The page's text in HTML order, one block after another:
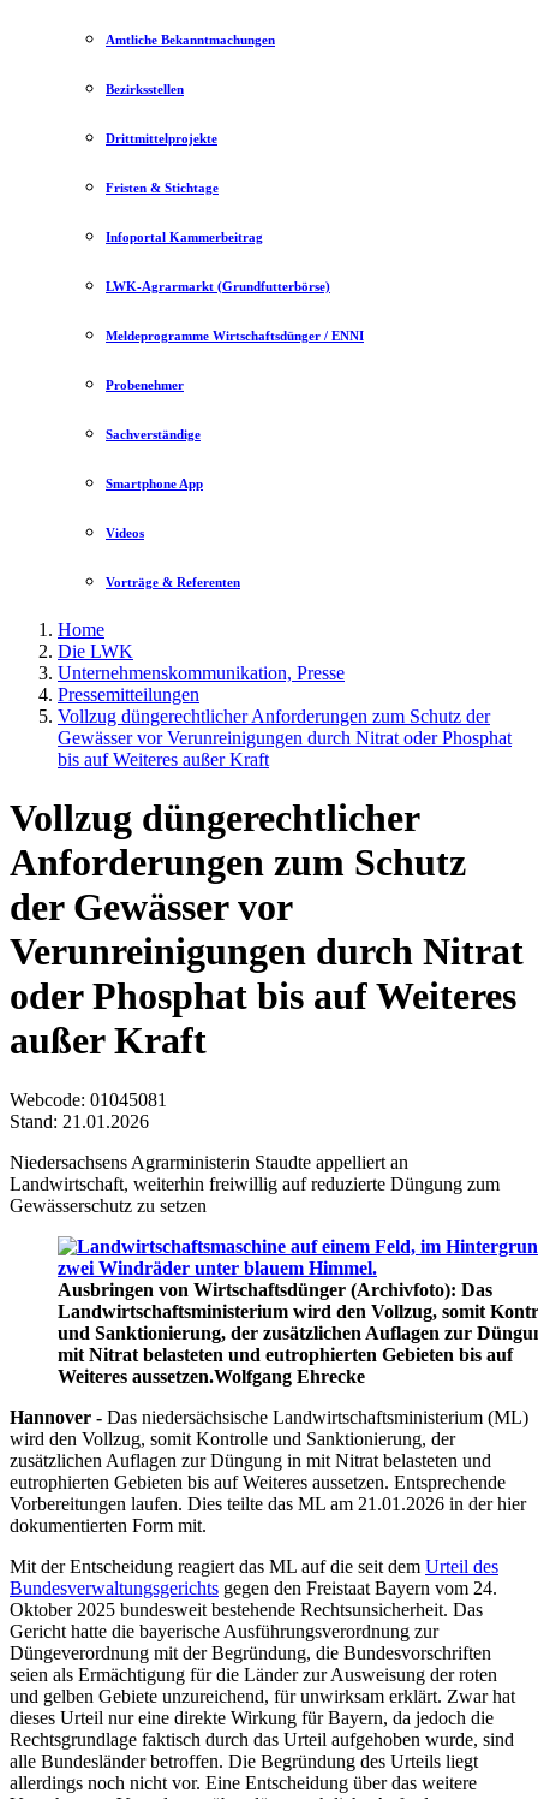
Amtliche Bekanntmachungen
Bezirksstellen
Drittmittelprojekte
Fristen & Stichtage
Infoportal Kammerbeitrag
LWK-Agrarmarkt (Grundfutterbörse)
Meldeprogramme Wirtschaftsdünger / ENNI
Probenehmer
Sachverständige
Smartphone App
Videos
Vorträge & Referenten
Home
Die LWK
Unternehmenskommunikation, Presse
Pressemitteilungen
Vollzug düngerechtlicher Anforderungen zum Schutz der
Gewässer vor Verunreinigungen durch Nitrat oder Phosphat
bis auf Weiteres außer Kraft
Vollzug düngerechtlicher
Anforderungen zum Schutz
der Gewässer vor
Verunreinigungen durch Nitrat
oder Phosphat bis auf Weiteres
außer Kraft
Webcode: 01045081
Stand: 21.01.2026
Niedersachsens Agrarministerin Staudte appelliert an
Landwirtschaft, weiterhin freiwillig auf reduzierte Düngung zum
Gewässerschutz zu setzen
Ausbringen von Wirtschaftsdünger (Archivfoto): Das
Landwirtschaftsministerium wird den Vollzug, somit
und Sanktionierung, der zusätzlichen Auflagen zur
mit Nitrat belasteten und eutrophierten Gebieten bis auf
Weiteres aussetzen.Wolfgang Ehrecke
Hannover - Das niedersächsische Landwirtschaftsministerium (ML)
wird den Vollzug, somit Kontrolle und Sanktionierung, der
zusätzlichen Auflagen zur Düngung in mit Nitrat belasteten und
eutrophierten Gebieten bis auf Weiteres aussetzen. Entsprechende
Vorbereitungen laufen. Dies teilte das ML am 21.01.2026 in der hier
dokumentierten Form mit.
Mit der Entscheidung reagiert das ML auf die seit dem Urteil des
Bundesverwaltungsgerichts gegen den Freistaat Bayern vom 24.
Oktober 2025 bundesweit bestehende Rechtsunsicherheit. Das
Gericht hatte die bayerische Ausführungsverordnung zur
Düngeverordnung mit der Begründung, die Bundesvorschriften
seien als Ermächtigung für die Länder zur Ausweisung der roten
und gelben Gebiete unzureichend, für unwirksam erklärt. Zwar hat
dieses Urteil nur eine direkte Wirkung für Bayern, da jedoch die
Rechtsgrundlage faktisch durch das Urteil aufgehoben wurde, sind
alle Bundesländer betroffen. Die Begründung des Urteils liegt
allerdings noch nicht vor. Eine Entscheidung über das weitere